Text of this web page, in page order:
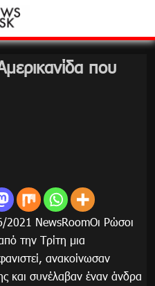
που
NewsRoomΟι Ρώσοι
την Τρίτη μια
ανακοίνωσαν
και συνέλαβαν έναν άνδρα